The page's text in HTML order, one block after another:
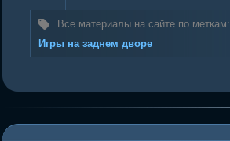
Все материалы на сайте по меткам:
Игры на заднем дворе